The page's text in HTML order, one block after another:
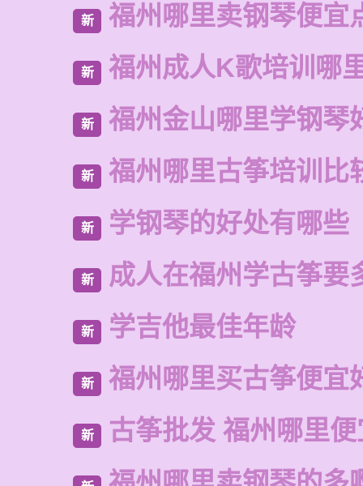
新 福州哪里卖钢琴便宜
新 福州成人K歌培训哪
新 福州金山哪里学钢琴
新 福州哪里古筝培训比
新 学钢琴的好处有哪些
新 成人在福州学古筝要
新 学吉他最佳年龄
新 福州哪里买古筝便宜
新 古筝批发 福州哪里